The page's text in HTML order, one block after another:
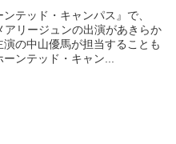
テッド・キャンパス』で、
リージュンの出演があきらか
の中山優馬が担当することも
ンテッド・キャン...